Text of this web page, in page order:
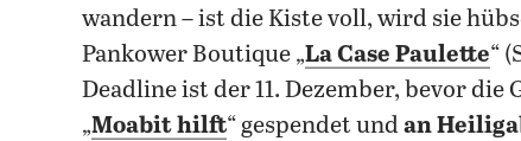
wandern – ist die Kiste voll, wird sie
Pankower Boutique „La Case Paulette“
Deadline ist der 11. Dezember, bevor die
„Moabit hilft“ gespendet undan